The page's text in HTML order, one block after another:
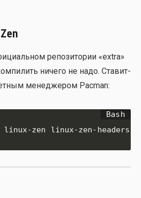
репо­зи­то­рии «extra»
ниче­го не надо. Ста­вит­
мене­дже­ром Pacman:
linux-zen linux-zen-headers